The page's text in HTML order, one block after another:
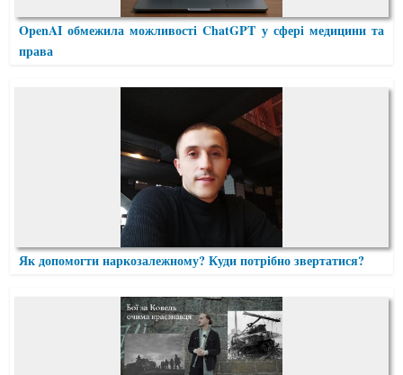
OpenAI обмежила можливості ChatGPT у сфері медицини та
права
Як допомогти наркозалежному? Куди потрібно звертатися?